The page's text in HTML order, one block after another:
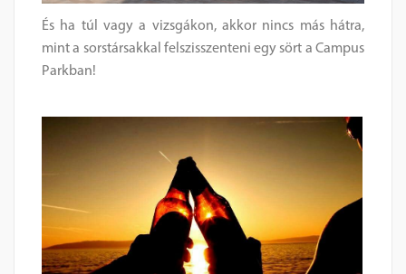
És ha túl vagy a vizsgákon, akkor nincs más hátra,
mint a sorstársakkal felszisszenteni egy sört a Campus
Parkban!